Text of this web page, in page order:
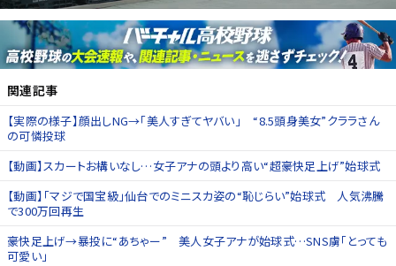
関連記事
【実際の様子】顔出しNG→「美人すぎてヤバい」 “8.5頭身美女”クララさん
の可憐投球
【動画】スカートお構いなし…女子アナの頭より高い“超豪快足上げ”始球式
【動画】「マジで国宝級」仙台でのミニスカ姿の“恥じらい”始球式 人気沸騰
で300万回再生
豪快足上げ→暴投に“あちゃー” 美人女子アナが始球式…SNS虜「とっても
可愛い」